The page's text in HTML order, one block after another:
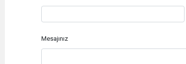
Mesajınız